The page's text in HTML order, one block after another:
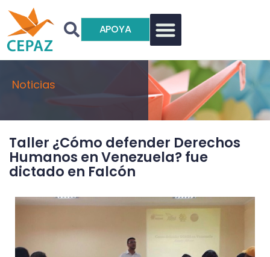
APOYA
Noticias
Taller ¿Cómo defender Derechos
Humanos en Venezuela? fue
dictado en Falcón